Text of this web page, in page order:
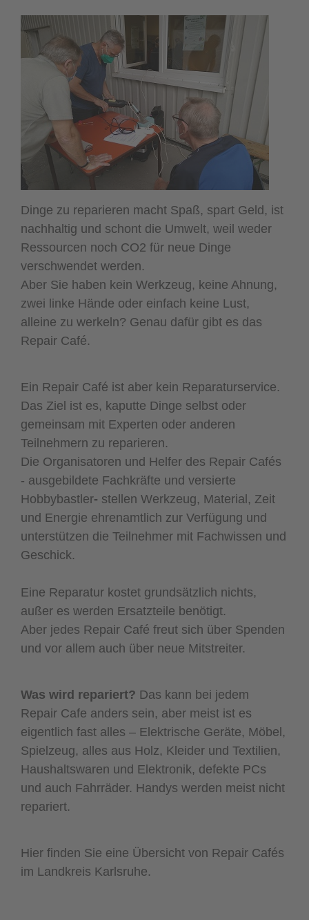
Dinge zu reparieren macht Spaß, spart Geld, ist
nachhaltig und schont die Umwelt, weil weder
Ressourcen noch CO2 für neue Dinge
verschwendet werden.
Aber Sie haben kein Werkzeug, keine Ahnung,
zwei linke Hände oder einfach keine Lust,
alleine zu werkeln? Genau dafür gibt es das
Repair Café.
Ein Repair Café ist aber kein Reparaturservice.
Das Ziel ist es, kaputte Dinge selbst oder
gemeinsam mit Experten oder anderen
Teilnehmern zu reparieren.
Die Organisatoren und Helfer des Repair Cafés
- ausgebildete Fachkräfte und versierte
Hobbybastler- stellen Werkzeug, Material, Zeit
und Energie ehrenamtlich zur Verfügung und
unterstützen die Teilnehmer mit Fachwissen und
Geschick.
Eine Reparatur kostet grundsätzlich nichts,
außer es werden Ersatzteile benötigt.
Aber jedes Repair Café freut sich über Spenden
und vor allem auch über neue Mitstreiter.
Was wird repariert? Das kann bei jedem
Repair Cafe anders sein, aber meist ist es
eigentlich fast alles – Elektrische Geräte, Möbel,
Spielzeug, alles aus Holz, Kleider und Textilien,
Haushaltswaren und Elektronik, defekte PCs
und auch Fahrräder. Handys werden meist nicht
repariert.
Hier finden Sie eine Über­sicht von Repair Cafés
im Landkreis Karlsruhe.